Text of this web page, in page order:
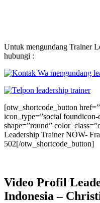
Untuk mengundang Trainer
hubungi :
[otw_shortcode_button
icon_type=”social
shape=”round”
Leadership Trainer NOW-
502[/otw_shortcode_button]
Video Profil
Indonesia –